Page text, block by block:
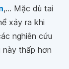
,... Mặc dù tai
xảy ra khi
nghiên cứu
thấp hơn